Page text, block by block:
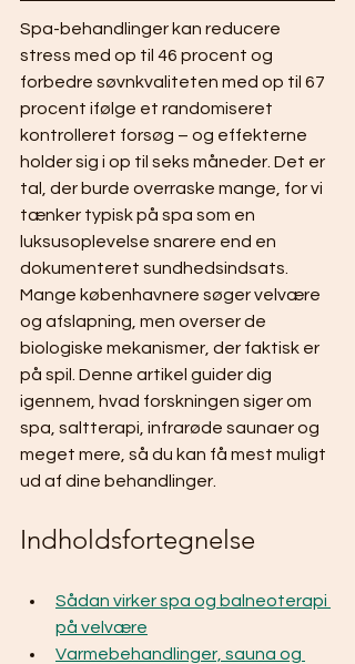
Spa-behandlinger kan reducere
stress med op til 46 procent og
forbedre søvnkvaliteten med op til 67
procent ifølge et randomiseret
kontrolleret forsøg – og effekterne
holder sig i op til seks måneder. Det er
tal, der burde overraske mange, for vi
tænker typisk på spa som en
luksusoplevelse snarere end en
dokumenteret sundhedsindsats.
Mange københavnere søger velvære
og afslapning, men overser de
biologiske mekanismer, der faktisk er
på spil. Denne artikel guider dig
igennem, hvad forskningen siger om
spa, saltterapi, infrarøde saunaer og
meget mere, så du kan få mest muligt
ud af dine behandlinger.
Indholdsfortegnelse
Sådan virker spa og balneoterapi
på velvære
Varmebehandlinger, sauna og